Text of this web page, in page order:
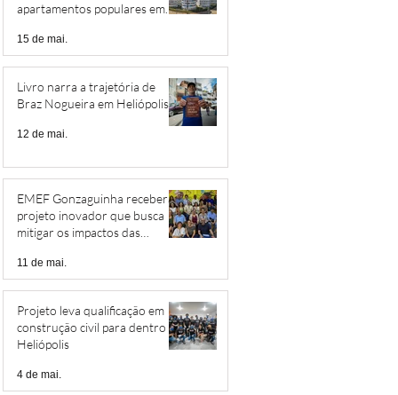
apartamentos populares em
15 de mai.
Livro narra a trajetória de
Braz Nogueira em Heliópolis
12 de mai.
EMEF Gonzaguinha receberá
projeto inovador que busca
mitigar os impactos das
11 de mai.
Projeto leva qualificação em
construção civil para dentro de
Heliópolis
4 de mai.